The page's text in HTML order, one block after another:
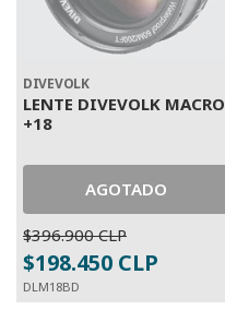
DIVEVOLK
LENTE DIVEVOLK MACRO
+18
AGOTADO
$396.900 CLP
$198.450 CLP
DLM18BD